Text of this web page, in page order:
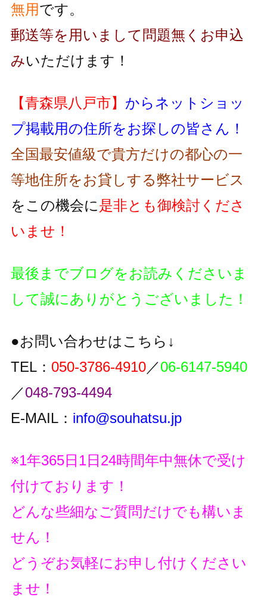
無用です。
郵送等を用いまして問題無くお申込
みいただけます！
【青森県八戸市】 からネットショッ
プ掲載用の住所をお探しの皆さん！
全国最安値級で貴方だけの都心の一
等地住所をお貸しする弊社サービス
をこの機会に是非とも御検討くださ
いませ！
最後までブログをお読みくださいま
して誠にありがとうございました！
●お問い合わせはこちら↓
TEL： 050-3786-4910／06-6147-5940
／048-793-4494
E-MAIL： info@souhatsu.jp
※1年365日1日24時間年中無休で受け
付けております！
どんな些細なご質問だけでも構いま
せん！
どうぞお気軽にお申し付けください
ませ！